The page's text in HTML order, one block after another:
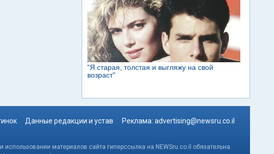
Данные редакции и устав Реклама: advertising@newsru.co.il
материалов сайта гиперссылка на NEWSru.co.il обязательна.